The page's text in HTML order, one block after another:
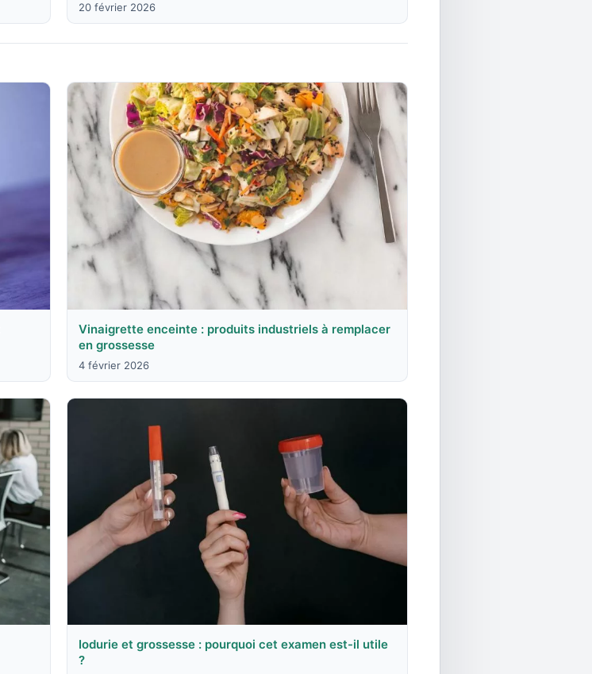
20 février 2026
Vinaigrette enceinte : produits industriels à remplacer
en grossesse
4 février 2026
Iodurie et grossesse : pourquoi cet examen est-il utile
?